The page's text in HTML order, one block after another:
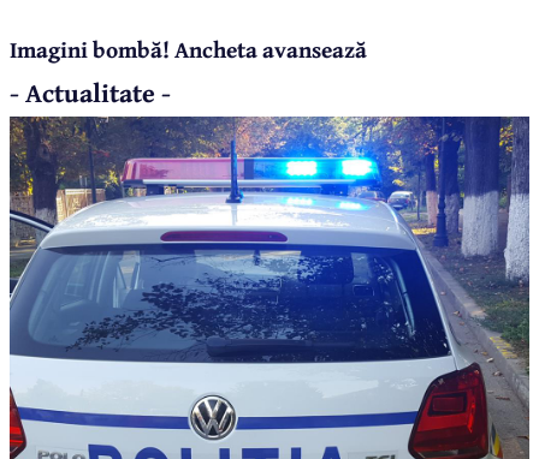
Imagini bombă! Ancheta avansează
- Actualitate -